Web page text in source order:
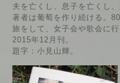
夫を亡くし、息子を亡くし
著者は葡萄を作り続ける。
旅をして、女子会や歌会に
2015年12月刊。
題字：小見山輝。